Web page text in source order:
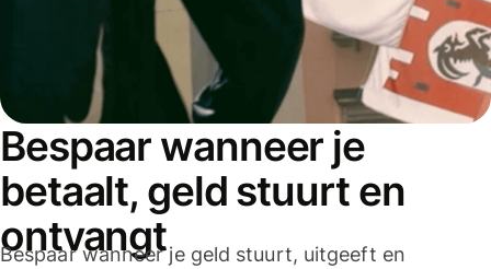
Bespaar wanneer je
betaalt, geld stuurt en
ontvangt
Bespaar wanneer je geld stuurt, uitgeeft en